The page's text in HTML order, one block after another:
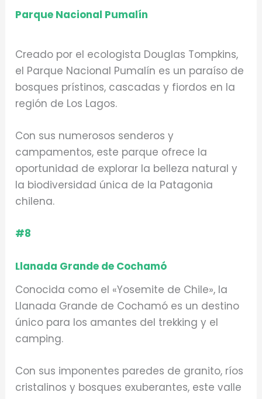
Parque Nacional Pumalín
Creado por el ecologista Douglas Tompkins,
el Parque Nacional Pumalín es un paraíso de
bosques prístinos, cascadas y fiordos en la
región de Los Lagos.
Con sus numerosos senderos y
campamentos, este parque ofrece la
oportunidad de explorar la belleza natural y
la biodiversidad única de la Patagonia
chilena.
#8
Llanada Grande de Cochamó
Conocida como el «Yosemite de Chile», la
Llanada Grande de Cochamó es un destino
único para los amantes del trekking y el
camping.
Con sus imponentes paredes de granito, ríos
cristalinos y bosques exuberantes, este valle